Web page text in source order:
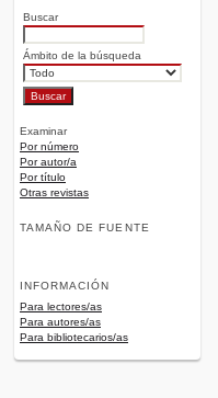
Buscar
Ámbito de la búsqueda
Examinar
Por número
Por autor/a
Por título
Otras revistas
TAMAÑO DE FUENTE
INFORMACIÓN
Para lectores/as
Para autores/as
Para bibliotecarios/as